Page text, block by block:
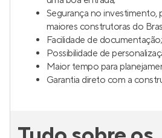
Segurança no investimento,
maiores construtoras do
Facilidade de documentação;
Possibilidade de
Maior tempo para
Garantia direto com a